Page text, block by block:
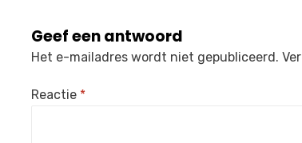
Geef een antwoord
Het e-mailadres wordt niet gepubliceerd.
Reactie *